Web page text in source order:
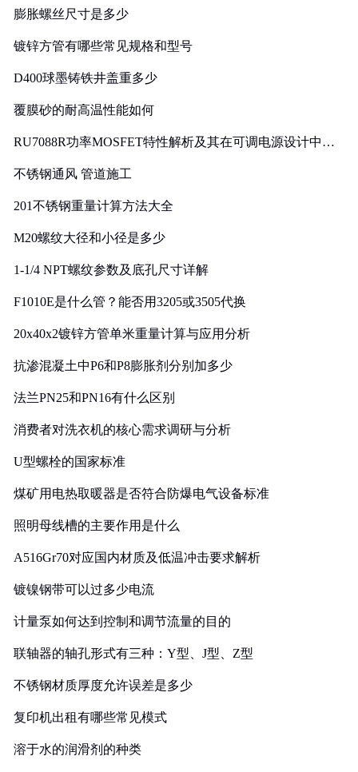
膨胀螺丝尺寸是多少
镀锌方管有哪些常见规格和型号
D400球墨铸铁井盖重多少
覆膜砂的耐高温性能如何
RU7088R功率MOSFET特性解析及其在可调电源设计中的
不锈钢通风 管道施工
201不锈钢重量计算方法大全
M20螺纹大径和小径是多少
1-1/4 NPT螺纹参数及底孔尺寸详解
F1010E是什么管？能否用3205或3505代换
20x40x2镀锌方管单米重量计算与应用分析
抗渗混凝土中P6和P8膨胀剂分别加多少
法兰PN25和PN16有什么区别
消费者对洗衣机的核心需求调研与分析
U型螺栓的国家标准
煤矿用电热取暖器是否符合防爆电气设备标准
照明母线槽的主要作用是什么
A516Gr70对应国内材质及低温冲击要求解析
镀镍钢带可以过多少电流
计量泵如何达到控制和调节流量的目的
联轴器的轴孔形式有三种：Y型、J型、Z型
不锈钢材质厚度允许误差是多少
复印机出租有哪些常见模式
溶于水的润滑剂的种类